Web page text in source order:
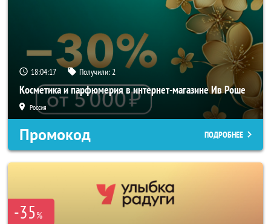
18:04:17 Получили:2
Косметика и парфюмерия в интернет-магазине Ив Роше
Россия
Промокод ПОДРОБНЕЕ
-35%